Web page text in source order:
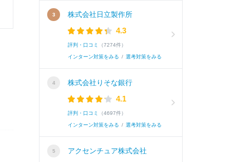
0 0
株式会社日立製作所
4.3
評判・口コミ （7274件）
インターン対策をみる / 選考対策をみる
株式会社りそな銀行
4.1
評判・口コミ （4697件）
インターン対策をみる / 選考対策をみる
アクセンチュア株式会社